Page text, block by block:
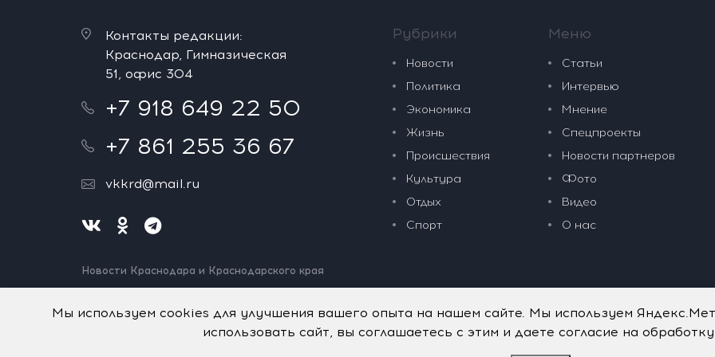
Контакты редакции:
Краснодар, Гимназическая
51, офис 304
+7 918 649 22 50
+7 861 255 36 67
vkkrd@mail.ru
Новости Краснодара и Краснодарского края
Нашли ошибку? Выделите и нажмите Ctrl+Enter.
Рубрики
Новости
Политика
Экономика
Жизнь
Происшествия
Культура
Отдых
Спорт
Меню
Статьи
Интервью
Мнение
Спецпроекты
Новости партнеров
Фото
Видео
О нас
Мы используем cookies для улучшения вашего опыта на нашем сайте. Мы используем
использовать сайт, вы соглашаетесь с этим и даете согласие на